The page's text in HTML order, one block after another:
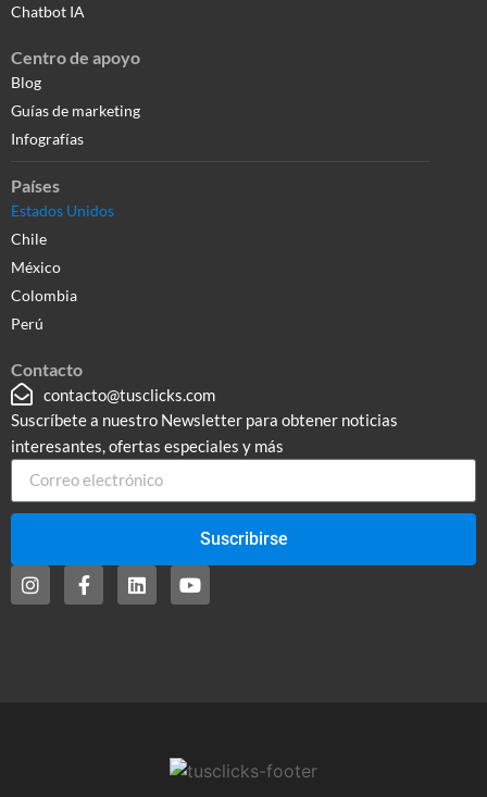
Chatbot IA
Centro de apoyo
Blog
Guías de marketing
Infografías
Países
Estados Unidos
Chile
México
Colombia
Perú
Contacto
contacto@tusclicks.com
Suscríbete a nuestro Newsletter para obtener noticias
interesantes, ofertas especiales y más
Suscribirse